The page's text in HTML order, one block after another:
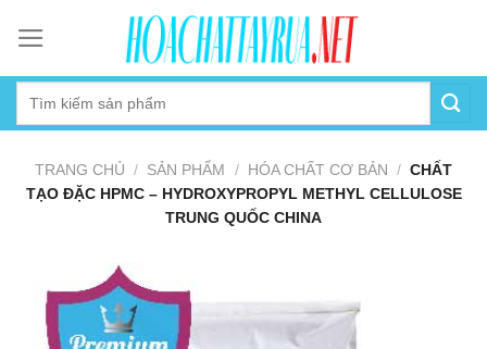
content
TRANG CHỦ / SẢN PHẨM / HÓA CHẤT CƠ BẢN / CHẤT
TẠO ĐẶC HPMC – HYDROXYPROPYL METHYL CELLULOSE
TRUNG QUỐC CHINA